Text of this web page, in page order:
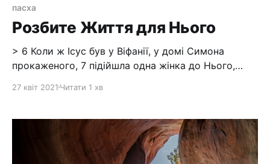
пасха
Розбите Життя для Нього
> 6 Коли ж Ісус був у Віфанії, у домі Симона
прокаженого, 7 підійшла одна жінка до Нього,
мира, і вилила на Його голову, як сидів при столі
сказали: Нащо таке марнотратство? 9 Бо дорого
27 квіт 2021 Читати 1 хв